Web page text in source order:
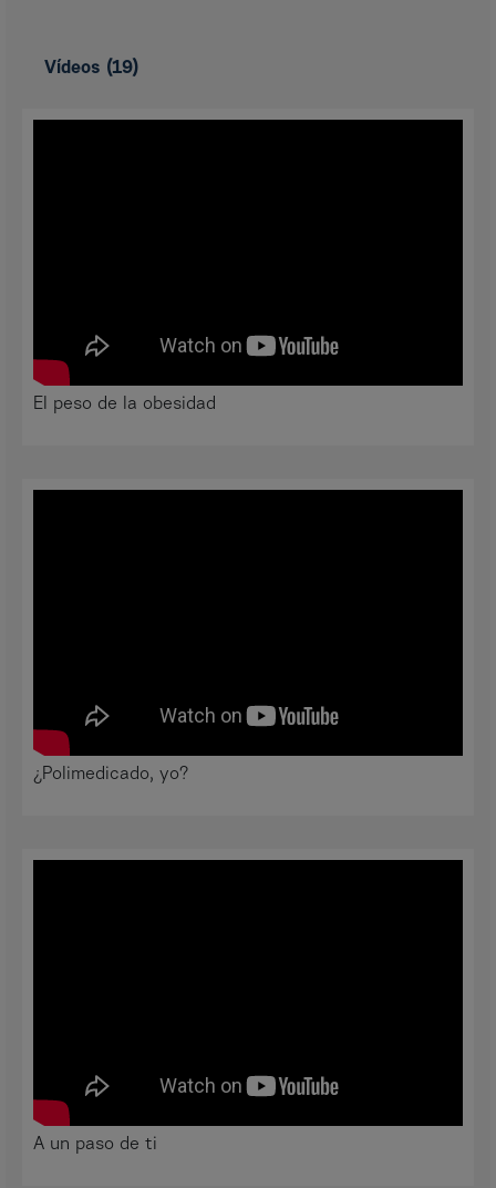
Vídeos (19)
El peso de la obesidad
¿Polimedicado, yo?
A un paso de ti